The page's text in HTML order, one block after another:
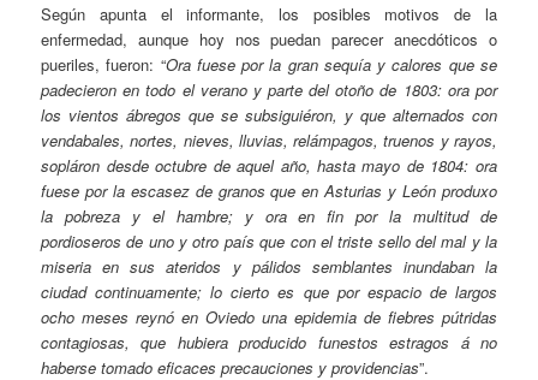
Según apunta el informante, los posibles motivos de la
enfermedad, aunque hoy nos puedan parecer anecdóticos o
pueriles, fueron: “Ora fuese por la gran sequía y calores que se
padecieron en todo el verano y parte del otoño de 1803: ora por
los vientos ábregos que se subsiguiéron, y que alternados con
vendabales, nortes, nieves, lluvias, relámpagos, truenos y rayos,
sopláron desde octubre de aquel año, hasta mayo de 1804: ora
fuese por la escasez de granos que en Asturias y León produxo
la pobreza y el hambre; y ora en fin por la multitud de
pordioseros de uno y otro país que con el triste sello del mal y la
miseria en sus ateridos y pálidos semblantes inundaban la
ciudad continuamente; lo cierto es que por espacio de largos
ocho meses reynó en Oviedo una epidemia de fiebres pútridas
contagiosas, que hubiera producido funestos estragos á no
haberse tomado eficaces precauciones y providencias”.